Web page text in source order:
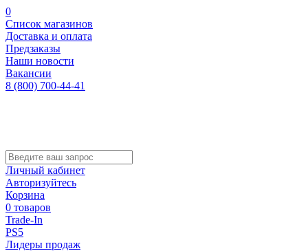
0
Список магазинов
Доставка и оплата
Предзаказы
Наши новости
Вакансии
8 (800) 700-44-41
Личный кабинет
Авторизуйтесь
Корзина
0 товаров
Trade-In
PS5
Лидеры продаж